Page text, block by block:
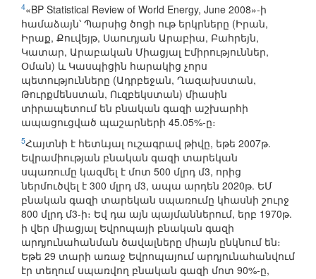
4«BP Statistical Review of World Energy, June 2008»-ի
համաձայն՝ Պարսից ծոցի ութ երկրները (Իրան,
Իրաք, Քուվեյթ, Սաուդյան Արաբիա, Բահրեյն,
Կատար, Արաբական Միացյալ Էմիրություններ,
Օման) և Կասպիցին հարակից չորս
պետությունները (Ադրբեջան, Ղազախստան,
Թուրքմենստան, Ուզբեկստան) միասին
տիրապետում են բնական գազի աշխարհի
ապացուցված պաշարների 45.05%-ը։
5Հայտնի է հետևյալ ուշագրավ թիվը, եթե 2007թ.
Եվրամիության բնական գազի տարեկան
սպառումը կազմել է մոտ 500 մլրդ մ3, որից
ներմուծվել է 300 մլրդ մ3, ապա արդեն 2020թ. ԵՄ
բնական գազի տարեկան սպառումը կհասնի շուրջ
800 մլրդ մ3-ի։ Եվ դա այն պայմաններում, երբ 1970թ.
ի վեր միացյալ Եվրոպայի բնական գազի
արդյունահանման ծավալները միայն ընկնում են։
Եթե 29 տարի առաջ Եվրոպայում արդյունահանվում
էր տեղում սպառվող բնական գազի մոտ 90%-ը,